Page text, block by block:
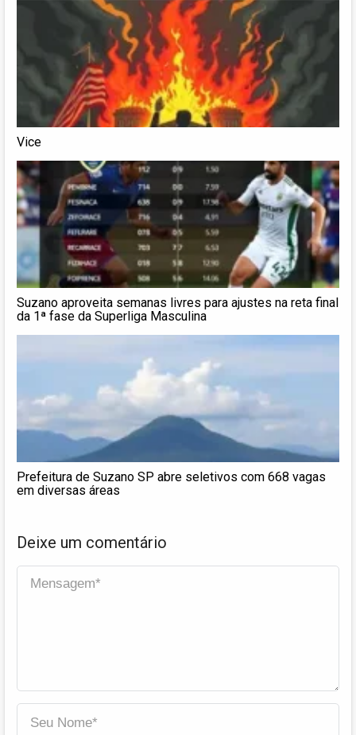
Vice
Suzano aproveita semanas livres para ajustes na reta final
da 1ª fase da Superliga Masculina
Prefeitura de Suzano SP abre seletivos com 668 vagas
em diversas áreas
Deixe um comentário